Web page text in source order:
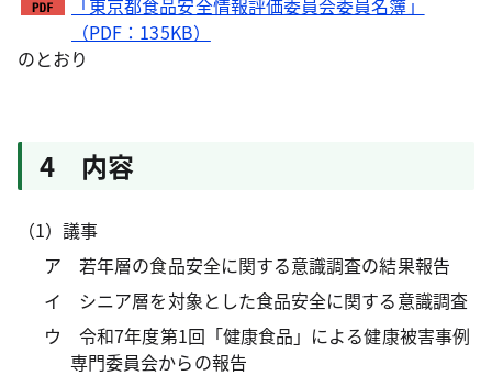
「東京都食品安全情報評価委員会委員名簿」
（PDF：135KB）
のとおり
4 内容
（1）議事
ア 若年層の食品安全に関する意識調査の結果報告
イ シニア層を対象とした食品安全に関する意識調査
ウ 令和7年度第1回「健康食品」による健康被害事例
専門委員会からの報告